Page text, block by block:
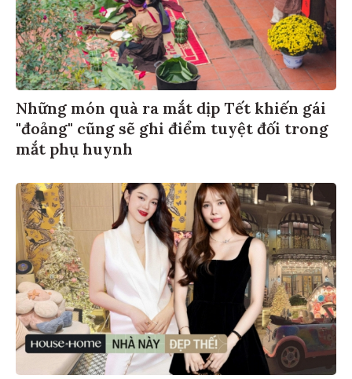
Những món quà ra mắt dịp Tết khiến gái
"đoảng" cũng sẽ ghi điểm tuyệt đối trong
mắt phụ huynh